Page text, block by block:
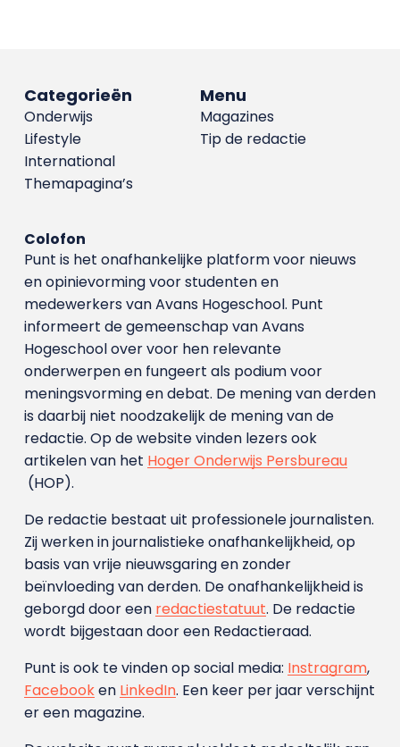
Menu
Magazines
Tip de redactie
Categorieën
Onderwijs
Lifestyle
International
Themapagina’s
Colofon
Punt is het onafhankelijke platform voor nieuws
en opinievorming voor studenten en
medewerkers van Avans Hoge­school. Punt
informeert de gemeenschap van Avans
Hogeschool over voor hen relevante
onderwerpen en fungeert als podium voor
meningsvorming en debat. De mening van derden
is daarbij niet noodzakelijk de mening van de
redactie. Op de website vinden lezers ook
artikelen van het Hoger Onderwijs Persbureau
(HOP).
De redactie bestaat uit professionele journalisten.
Zij werken in journalistieke onafhankelijkheid, op
basis van vrije nieuwsgaring en zonder
beïnvloeding van derden. De onafhankelijkheid is
geborgd door een redactiestatuut. De redactie
wordt bijgestaan door een Redactieraad.
Punt is ook te vinden op social media: Instragram,
Facebooken LinkedIn. Een keer per jaar verschijnt
er een magazine.